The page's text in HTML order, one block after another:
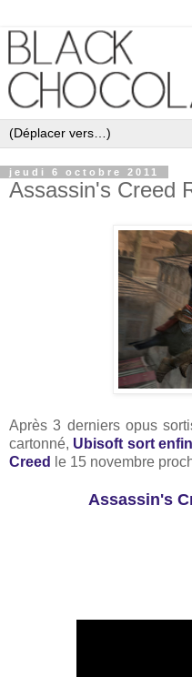
jeudi 6 octobre 2011
Assassin's Creed
Après 3 derniers opus
cartonné, Ubisoft sort
Creed
le 15 novembre
Assassin's